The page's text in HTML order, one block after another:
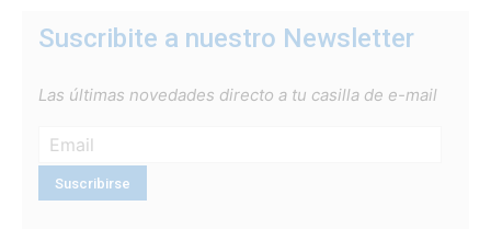
Suscribite a nuestro Newsletter
Las últimas novedades directo a tu casilla de e-mail